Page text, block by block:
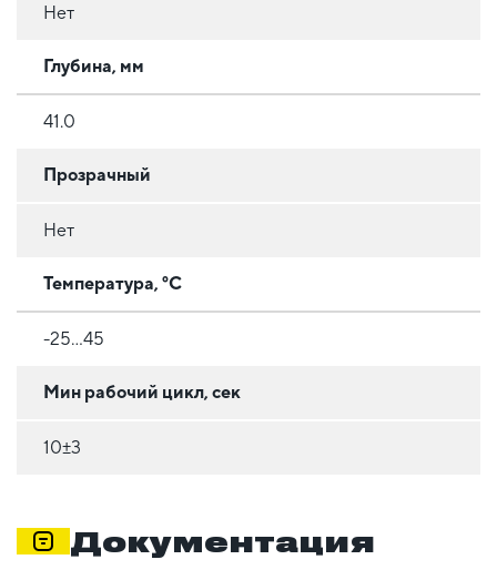
Нет
Глубина, мм
41.0
Прозрачный
Нет
Температура, °C
-25...45
Мин рабочий цикл, сек
10±3
Документация